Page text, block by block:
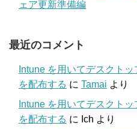
ェア更新準備編
最近のコメント
Intune を用いてデスクト
を配布する に Tamai より
Intune を用いてデスクト
を配布する に Ich より